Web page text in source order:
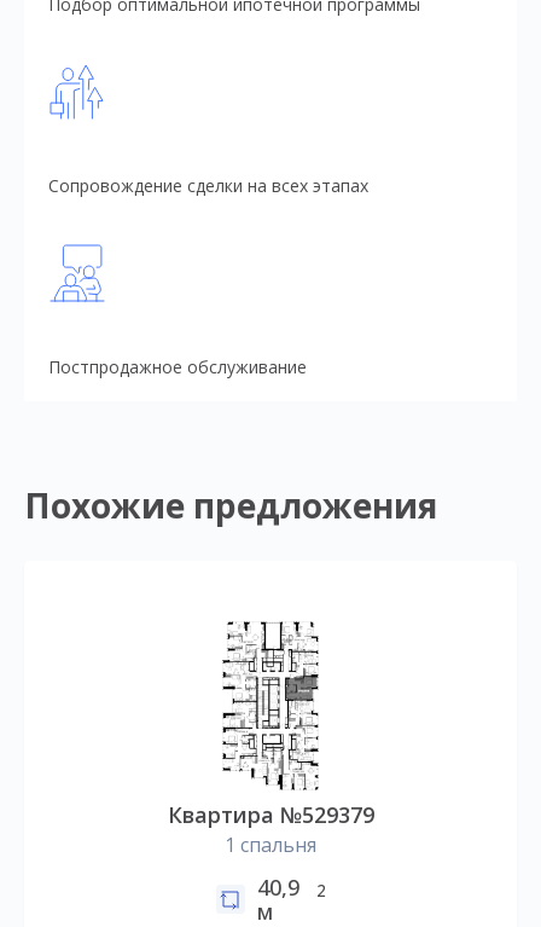
Сопровождение сделки на всех этапах
Постпродажное обслуживание
Похожие предложения
Квартира №529379
1 спальня
40,9
м
2